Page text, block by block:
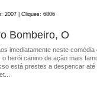
2007 | Cliques: 6806
Bombeiro, O
imediatamente neste
o herói canino de ação mais
está prestes a despencar